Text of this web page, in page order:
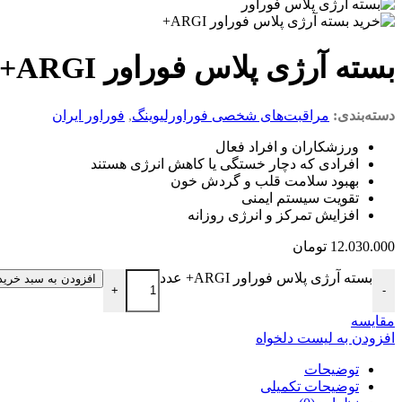
بسته آرژی پلاس فوراور ARGI+
دسته‌بندی: مراقبت‌های شخصی فوراورلیوینگ, فوراور ایران
ورزشکاران و افراد فعال
افرادی که دچار خستگی یا کاهش انرژی هستند
بهبود سلامت قلب و گردش خون
تقویت سیستم ایمنی
افزایش تمرکز و انرژی روزانه
12.030.000 تومان
-
بسته آرژی پلاس فوراور ARGI+ عدد
+
افزودن به سبد خرید
مقایسه
افزودن به لیست دلخواه
توضیحات
توضیحات تکمیلی